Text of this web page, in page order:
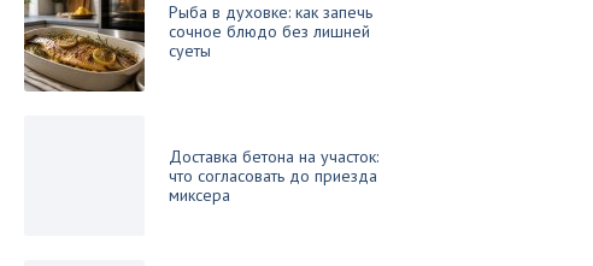
Рыба в духовке: как запечь
сочное блюдо без лишней
суеты
Доставка бетона на участок:
что согласовать до приезда
миксера